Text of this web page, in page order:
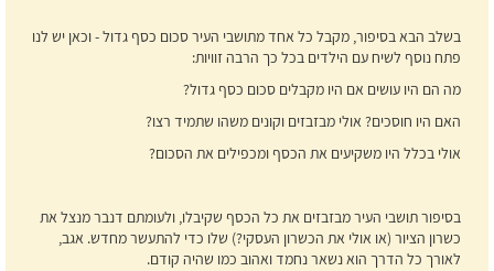
בשלב הבא בסיפור, מקבל כל אחד מתושבי העיר סכום כסף גדול - וכאן יש לנו
פתח נוסף לשיח עם הילדים בכל כך הרבה זוויות:
מה הם היו עושים אם היו מקבלים סכום כסף גדול?
האם היו חוסכים? אולי מבזבזים וקונים משהו שתמיד רצו?
אולי בכלל היו משקיעים את הכסף ומכפילים את הסכום?
בסיפור תושבי העיר מבזבזים את כל הכסף שקיבלו, ולעומתם דנבר מנצל את
כשרון הציור (או אולי את הכשרון העסקי?) שלו כדי להתעשר מחדש. אגב,
לאורך כל הדרך הוא נשאר נחמד ואהוב כמו שהיה קודם.